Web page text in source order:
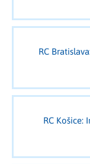
RC
RC Košice: